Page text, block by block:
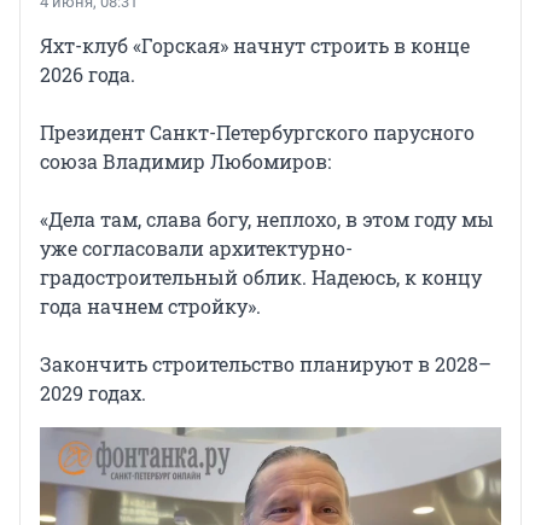
Яхт-клуб «Горская» начнут строить в конце
2026 года.
Президент Санкт-Петербургского парусного
союза Владимир Любомиров:
«Дела там, слава богу, неплохо, в этом году мы
уже согласовали архитектурно-
градостроительный облик. Надеюсь, к концу
года начнем стройку».
Закончить строительство планируют в 2028–
2029 годах.